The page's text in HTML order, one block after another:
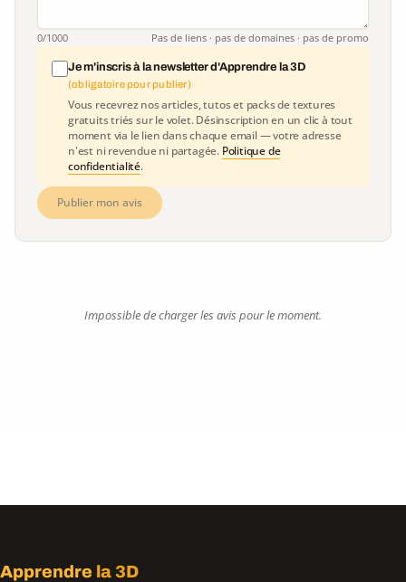
0/1000 Pas de liens · pas de domaines · pas de promo
Je m'inscris à la newsletter d'Apprendre la 3D
(obligatoire pour publier)
Vous recevrez nos articles, tutos et packs de textures
gratuits triés sur le volet. Désinscription en un clic à tout
moment via le lien dans chaque email — votre adresse
n'est ni revendue ni partagée. Politique de
confidentialité.
Publier mon avis
Impossible de charger les avis pour le moment.
Apprendre la 3D